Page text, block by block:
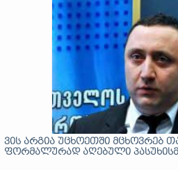
ვის არგია უცხოეთში მცხოვრებ
ფორმალურად აღებული